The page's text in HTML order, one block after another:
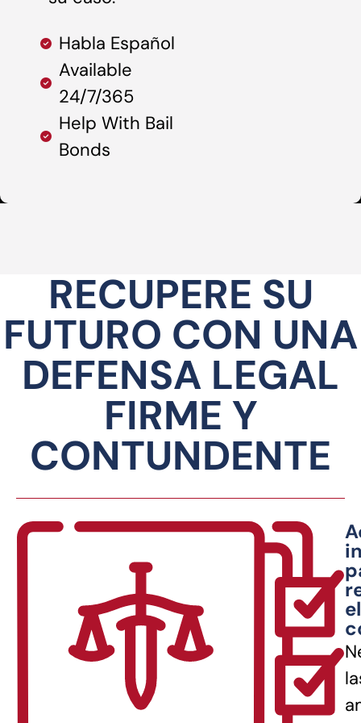
Habla Español
Available
24/7/365
Help With Bail
Bonds
RECUPERE SU
FUTURO CON UNA
DEFENSA LEGAL
FIRME Y
CONTUNDENTE
el